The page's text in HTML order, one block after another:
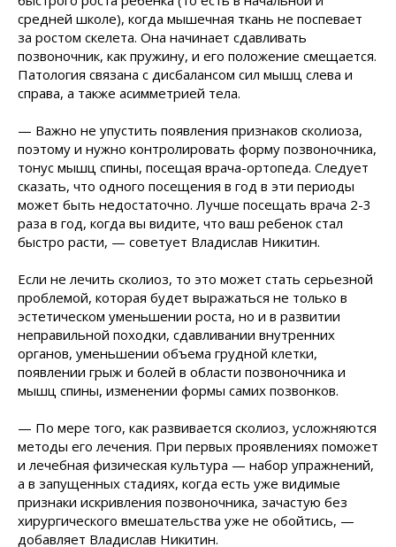
средней школе), когда мышечная ткань не поспевает
за ростом скелета. Она начинает сдавливать
позвоночник, как пружину, и его положение смещается.
Патология связана с дисбалансом сил мышц слева и
справа, а также асимметрией тела.
— Важно не упустить появления признаков сколиоза,
поэтому и нужно контролировать форму позвоночника,
тонус мышц спины, посещая врача-ортопеда. Следует
сказать, что одного посещения в год в эти периоды
может быть недостаточно. Лучше посещать врача 2-3
раза в год, когда вы видите, что ваш ребенок стал
быстро расти, — советует Владислав Никитин.
Если не лечить сколиоз, то это может стать серьезной
проблемой, которая будет выражаться не только в
эстетическом уменьшении роста, но и в развитии
неправильной походки, сдавливании внутренних
органов, уменьшении объема грудной клетки,
появлении грыж и болей в области позвоночника и
мышц спины, изменении формы самих позвонков.
— По мере того, как развивается сколиоз, усложняются
методы его лечения. При первых проявлениях поможет
и лечебная физическая культура — набор упражнений,
а в запущенных стадиях, когда есть уже видимые
признаки искривления позвоночника, зачастую без
хирургического вмешательства уже не обойтись, —
добавляет Владислав Никитин.